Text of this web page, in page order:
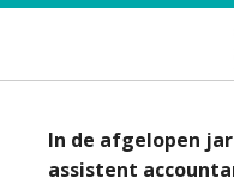
In de afgelopen
assistent